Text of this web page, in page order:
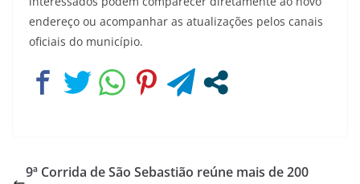
endereço ou acompanhar as atualizações pelos canais
oficiais do município.
9ª Corrida de São Sebastião reúne mais de 200